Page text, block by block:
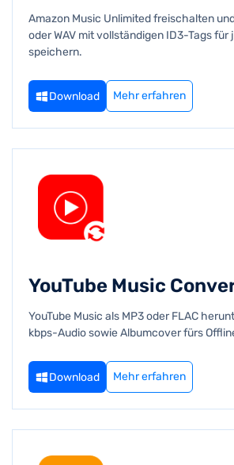
Amazon Music Unlimited freischalten
oder WAV mit vollständigen ID3-Tags für
speichern.
Download Mehr erfahren
YouTube Music
YouTube Music als MP3 oder FLAC
kbps-Audio sowie Albumcover fürs
Download Mehr erfahren